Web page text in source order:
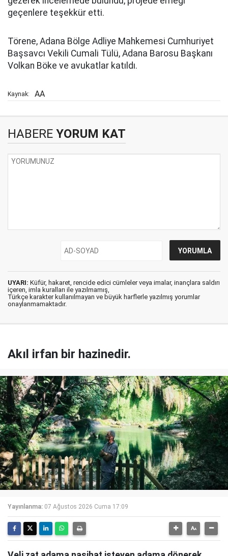
geçenlere teşekkür etti.
Törene, Adana Bölge Adliye Mahkemesi Cumhuriyet
Başsavcı Vekili Cumali Tülü, Adana Barosu Başkanı
Volkan Böke ve avukatlar katıldı.
Kaynak: AA
HABERE YORUM KAT
UYARI: Küfür, hakaret, rencide edici cümleler veya imalar, inançlara saldırı
içeren, imla kuralları ile yazılmamış,
Türkçe karakter kullanılmayan ve büyük harflerle yazılmış yorumlar
onaylanmamaktadır.
Akıl irfan bir hazinedir.
Yayınlanma: 07 Ağustos 2026 Cuma 17:09